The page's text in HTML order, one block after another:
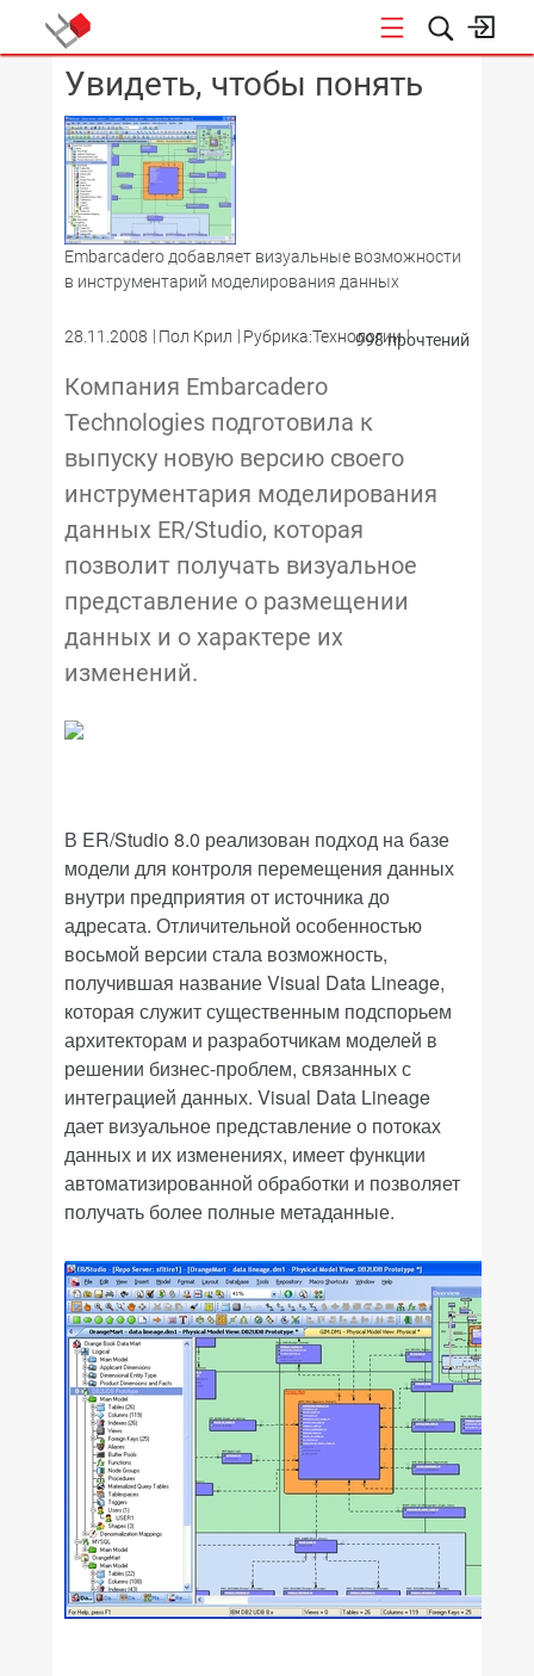
КОНФЕРЕНЦИИ
Увидеть, чтобы понять
Embarcadero добавляет визуальные возможности
в инструментарий моделирования данных
28.11.2008 Пол Крил Рубрика:Технологии998 прочтений
Компания Embarcadero
Technologies подготовила к
выпуску новую версию своего
инструментария моделирования
данных ER/Studio, которая
позволит получать визуальное
представление о размещении
данных и о характере их
изменений.
В ER/Studio 8.0 реализован подход на базе
модели для контроля перемещения данных
внутри предприятия от источника до
адресата. Отличительной особенностью
восьмой версии стала возможность,
получившая название Visual Data Lineage,
которая служит существенным подспорьем
архитекторам и разработчикам моделей в
решении бизнес-проблем, связанных с
интеграцией данных. Visual Data Lineage
дает визуальное представление о потоках
данных и их изменениях, имеет функции
автоматизированной обработки и позволяет
получать более полные метаданные.